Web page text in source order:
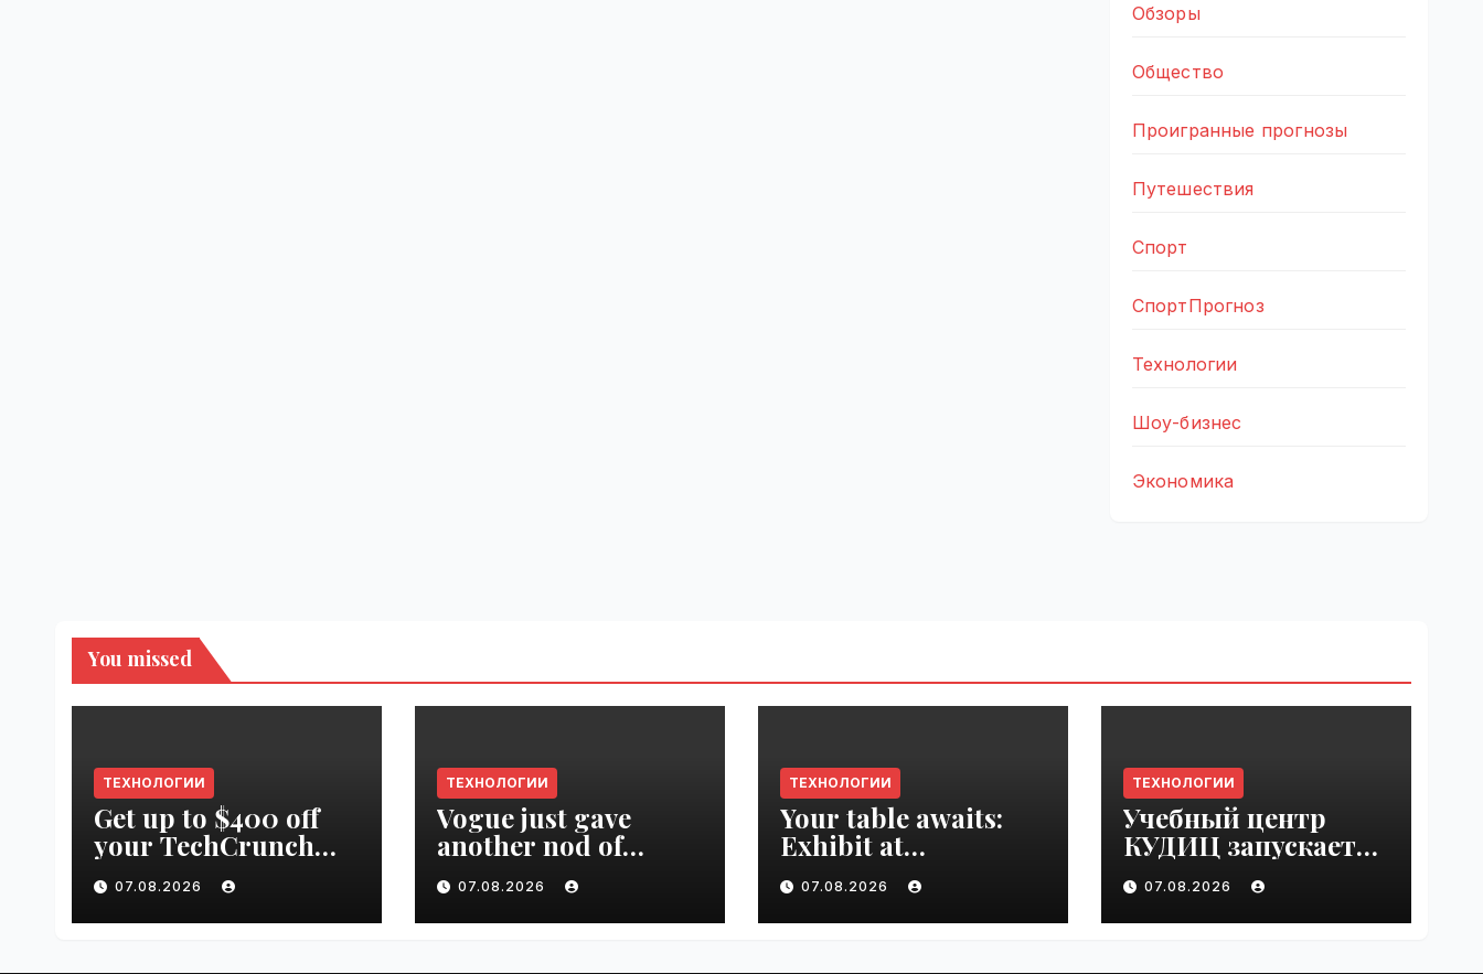
Обзоры
Общество
Проигранные прогнозы
Путешествия
Спорт
СпортПрогноз
Технологии
Шоу-бизнес
Экономика
You missed
ТЕХНОЛОГИИ
Get up to $400 off
your TechCrunch
Disrupt 2026 pass
until tomorrow |
VseTime.ru
07.08.2026
ТЕХНОЛОГИИ
Vogue just gave
another nod of
approval to the tech
world | VseTime.ru
07.08.2026
ТЕХНОЛОГИИ
Your table awaits:
Exhibit at
TechCrunch Disrupt
2026 to be seen by
thousands |
07.08.2026
ТЕХНОЛОГИИ
Учебный центр
КУДИЦ запускает
авторизованный
курс по
администрировани
07.08.2026